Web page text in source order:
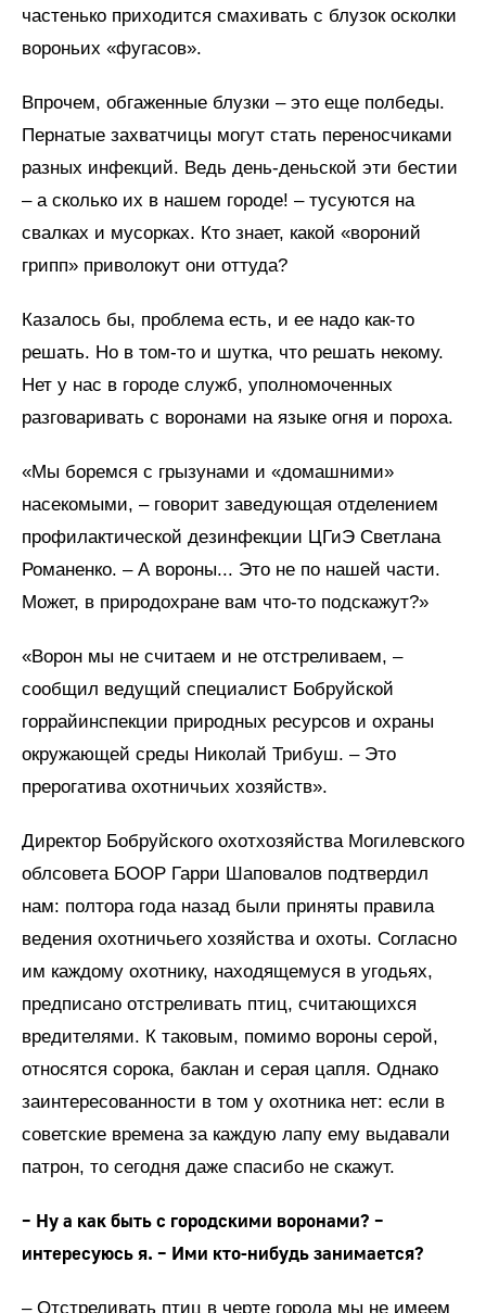
частенько приходится смахивать с блузок осколки
вороньих «фугасов».
Впрочем, обгаженные блузки – это еще полбеды.
Пернатые захватчицы могут стать переносчиками
разных инфекций. Ведь день-деньской эти бестии
– а сколько их в нашем городе! – тусуются на
свалках и мусорках. Кто знает, какой «вороний
грипп» приволокут они оттуда?
Казалось бы, проблема есть, и ее надо как-то
решать. Но в том-то и шутка, что решать некому.
Нет у нас в городе служб, уполномоченных
разговаривать с воронами на языке огня и пороха.
«Мы боремся с грызунами и «домашними»
насекомыми, – говорит заведующая отделением
профилактической дезинфекции ЦГиЭ Светлана
Романенко. – А вороны... Это не по нашей части.
Может, в природохране вам что-то подскажут?»
«Ворон мы не считаем и не отстреливаем, –
сообщил ведущий специалист Бобруйской
горрайинспекции природных ресурсов и охраны
окружающей среды Николай Трибуш. – Это
прерогатива охотничьих хозяйств».
Директор Бобруйского охотхозяйства Могилевского
обл­совета БООР Гарри Шаповалов подтвердил
нам: полтора года назад были приняты правила
ведения охотничьего хозяйства и охоты. Согласно
им каждому охотнику, находящемуся в угодьях,
предписано отстреливать птиц, считающихся
вредителями. К таковым, помимо вороны серой,
относятся сорока, баклан и серая цапля. Однако
заинтересованности в том у охотника нет: если в
советские времена за каждую лапу ему выдавали
патрон, то сегодня даже спасибо не скажут.
– Ну а как быть с городскими воронами? –
интересуюсь я. – Ими кто-нибудь занимается?
– Отстреливать птиц в черте города мы не имеем